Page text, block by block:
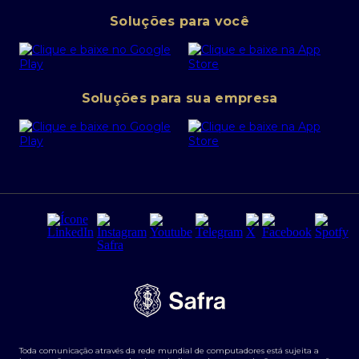
Canal de denúncias
Política de Segurança Cibernética
Portal da Privacidade
PRSAC
Regras e Parâmetros de Atuação Banco Safra
Segurança da Informação
Tarifas e serviços Pessoa Física
Transparência de remuneração
Abra sua conta PJ
SafraPay
Cartão Safra Empresas
Empréstimo e financiamentos PJ
Derivativos
Agronegócios
Soluções para você
Soluções para sua empresa
Toda comunicação através da rede mundial de computadores está sujeita a